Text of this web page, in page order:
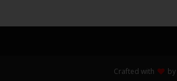
Crafted with by